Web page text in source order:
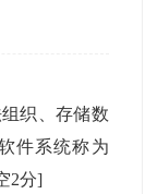
织、存储数
件系统称为
2分]